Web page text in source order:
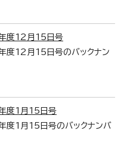
度12月15日号
度12月15日号のバックナン
度1月15日号
度1月15日号のバックナンバ